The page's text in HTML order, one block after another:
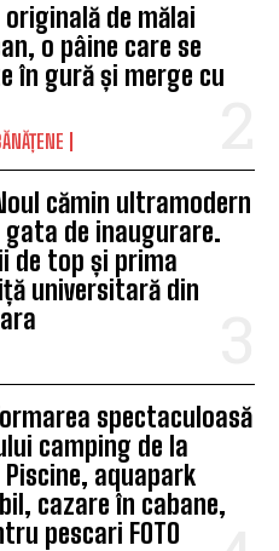
originală de mălai
o pâine care se
în gură și merge cu
cămin ultramodern
gata de inaugurare.
de top și prima
universitară din
spectaculoasă
camping de la
Piscine, aquapark
cazare în cabane,
pescari FOTO